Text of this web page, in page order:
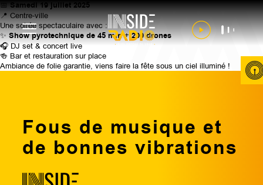
📅Samedi 19 juillet 2025
📍 Centre-ville
Une soirée spectaculaire avec :
✨Show pyrotechnique de 45 min+ 200 drones
🎧 DJ set & concert live
🍻 Bar et restauration sur place
Ambiance de folie garantie, viens faire la fête sous un ciel illuminé !
Fous de musique et
de bonnes vibrations